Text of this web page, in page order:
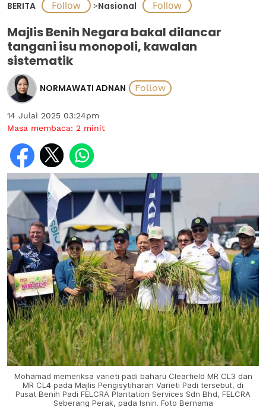
BERITA >Nasional
Majlis Benih Negara bakal dilancar
tangani isu monopoli, kawalan
sistematik
NORMAWATI ADNAN
14 Julai 2025 03:24pm
Masa membaca: 2 minit
Mohamad memeriksa varieti padi baharu Clearfield MR CL3 dan
MR CL4 pada Majlis Pengisytiharan Varieti Padi tersebut, di
Pusat Benih Padi FELCRA Plantation Services Sdn Bhd, FELCRA
Seberang Perak, pada Isnin. Foto Bernama